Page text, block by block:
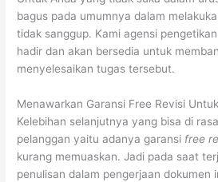
bagus pada umumnya dalam
tidak sanggup. Kami agensi
hadir dan akan bersedia untuk
menyelesaikan tugas tersebut.
Menawarkan Garansi Free Revisi
Kelebihan selanjutnya yang bisa di
pelanggan yaitu adanya garansi free
kurang memuaskan. Jadi pada saat
penulisan dalam pengerjaan dokumen